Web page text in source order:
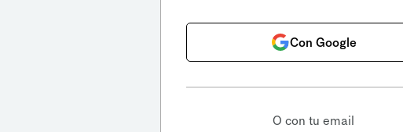
Con Google
O con tu email